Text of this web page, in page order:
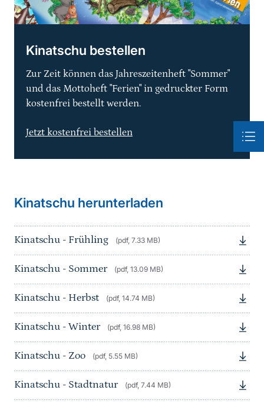
Kinatschu bestellen
Zur Zeit können das Jahreszeitenheft "Sommer"
und das Mottoheft "Ferien" in gedruckter Form
kostenfrei bestellt werden.
Jetzt kostenfrei bestellen
Kinatschu herunterladen
Kinatschu - Frühling (pdf, 7.33 MB)
Kinatschu - Sommer (pdf, 13.09 MB)
Kinatschu - Herbst (pdf, 14.74 MB)
Kinatschu - Winter (pdf, 16.98 MB)
Kinatschu - Zoo (pdf, 5.55 MB)
Kinatschu - Stadtnatur (pdf, 7.44 MB)